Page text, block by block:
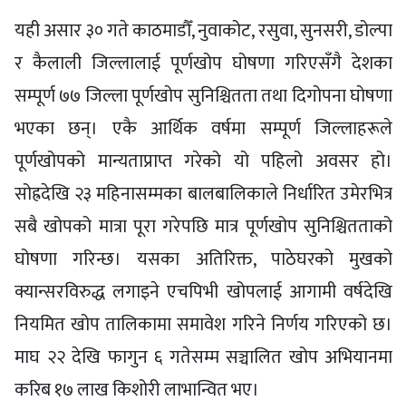
यही असार ३० गते काठमाडौँ, नुवाकोट, रसुवा, सुनसरी, डोल्पा
र कैलाली जिल्लालाई पूर्णखोप घोषणा गरिएसँगै देशका
सम्पूर्ण ७७ जिल्ला पूर्णखोप सुनिश्चितता तथा दिगोपना घोषणा
भएका छन्। एकै आर्थिक वर्षमा सम्पूर्ण जिल्लाहरूले
पूर्णखोपको मान्यताप्राप्त गरेको यो पहिलो अवसर हो।
सोह्रदेखि २३ महिनासम्मका बालबालिकाले निर्धारित उमेरभित्र
सबै खोपको मात्रा पूरा गरेपछि मात्र पूर्णखोप सुनिश्चितताको
घोषणा गरिन्छ। यसका अतिरिक्त, पाठेघरको मुखको
क्यान्सरविरुद्ध लगाइने एचपिभी खोपलाई आगामी वर्षदेखि
नियमित खोप तालिकामा समावेश गरिने निर्णय गरिएको छ।
माघ २२ देखि फागुन ६ गतेसम्म सञ्चालित खोप अभियानमा
करिब १७ लाख किशोरी लाभान्वित भए।